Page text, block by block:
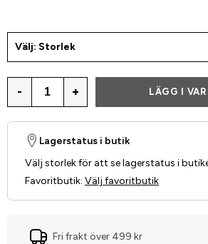
Välj: Storlek
- + LÄGG I
Lagerstatus i butik
Välj storlek för att se lagerstatus i
Favoritbutik: Välj favoritbutik
Fri frakt över 499 kr